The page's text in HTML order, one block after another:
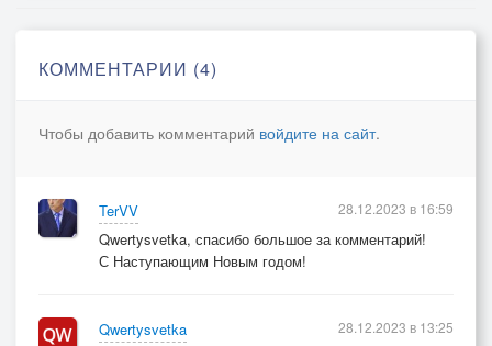
КОММЕНТАРИИ (4)
Чтобы добавить комментарий войдите на сайт.
TerVV
Qwertysvetka, спасибо большое за комментарий!
С Наступающим Новым годом!
28.12.2023 в 16:59
Qwertysvetka
28.12.2023 в 13:25